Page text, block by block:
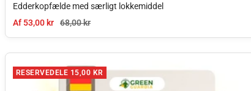
Edderkopfælde med særligt lokkemiddel
Tilbudspris
Af 53,00 kr Normal pris
68,00 kr
RESERVEDELE 15,00 KR